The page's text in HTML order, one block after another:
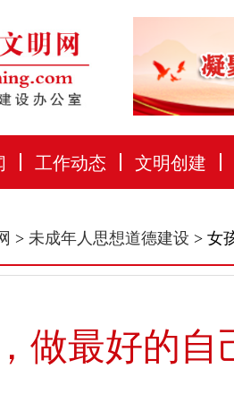
工作动态 文明创建
> 未成年人思想道德建设 > 女
做最好的